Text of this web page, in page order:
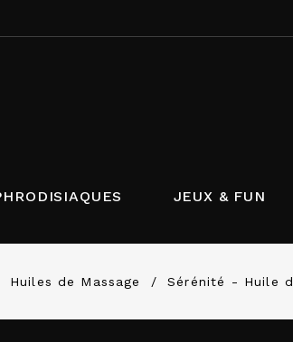
JEUX & FUN
Huiles de Massage Sérénité - Huile